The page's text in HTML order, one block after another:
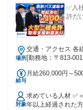
✅入
許だ
場所
交通・アクセス 各
[勤務地：〒813-
給与
月給260,000円～
れる通勤・皆勤・
るその他手当金額：あり 月給26万円～50万円 ※
務状況により変動 ※試
対象
求めている人材 ✅
年以上経過された